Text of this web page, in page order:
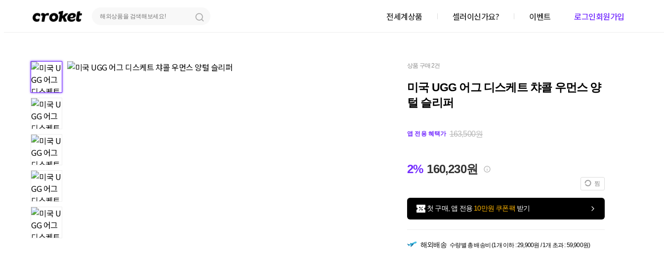
전세계상품 셀러이신가요? 이벤트 로그인회원가입
상품 구매 2건
미국 UGG 어그 디스케트 챠콜 우먼스 양
털 슬리퍼
앱 전용 혜택가 163,500원
2% 160,230원
찜
첫 구매, 앱 전용 10만원 쿠폰팩 받기
해외배송 수량별 총 배송비 (1개 이하 : 29,900원 / 1개 초과 : 59,900원)